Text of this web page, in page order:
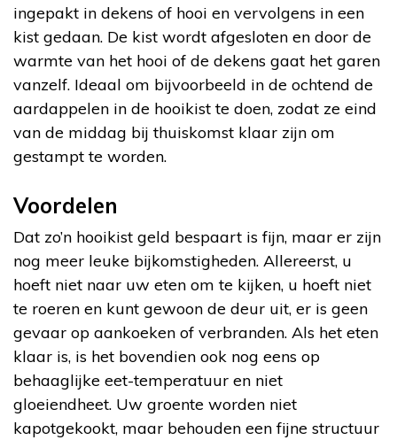
ingepakt in dekens of hooi en vervolgens in een
kist gedaan. De kist wordt afgesloten en door de
warmte van het hooi of de dekens gaat het garen
vanzelf. Ideaal om bijvoorbeeld in de ochtend de
aardappelen in de hooikist te doen, zodat ze eind
van de middag bij thuiskomst klaar zijn om
gestampt te worden.
Voordelen
Dat zo’n hooikist geld bespaart is fijn, maar er zijn
nog meer leuke bijkomstigheden. Allereerst, u
hoeft niet naar uw eten om te kijken, u hoeft niet
te roeren en kunt gewoon de deur uit, er is geen
gevaar op aankoeken of verbranden. Als het eten
klaar is, is het bovendien ook nog eens op
behaaglijke eet-temperatuur en niet
gloeiendheet. Uw groente worden niet
kapotgekookt, maar behouden een fijne structuur